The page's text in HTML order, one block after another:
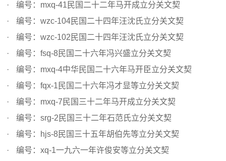
编号：mxq-41民国二十二年马开成立分关文契
编号：wzc-104民国二十四年汪沈氏立分关文契
编号：wzc-102民国二十四年汪沈氏立分关文契
编号：fsq-8民国二十六年冯兴盛立分关文契
编号：mxq-4中华民国二十六年马开臣立分关文契
编号：fqx-1民国二十六年冯才显等立分关文契
编号：mxq-7民国三十二年马开成立分关文契
编号：srg-2民国三十二年石范氏立分关文契
编号：hjs-8民国三十五年胡伯先等立分关文契
编号：xq-1一九六一年许俊安等立分关文契